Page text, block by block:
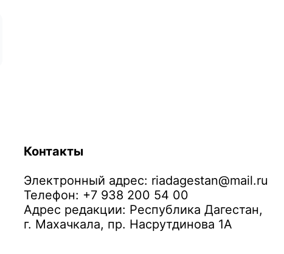
Контакты
Электронный адрес: riadagestan@mail.ru
Телефон: +7 938 200 54 00
Адрес редакции: Республика Дагестан,
г. Махачкала, пр. Насрутдинова 1А